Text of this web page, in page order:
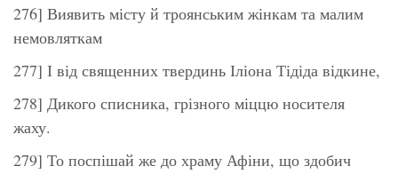
276] Виявить місту й троянським жінкам та малим
немовляткам
277] І від священних твердинь Іліона Тідіда відкине,
278] Дикого списника, грізного міццю носителя
жаху.
279] То поспішай же до храму Афіни, що здобич